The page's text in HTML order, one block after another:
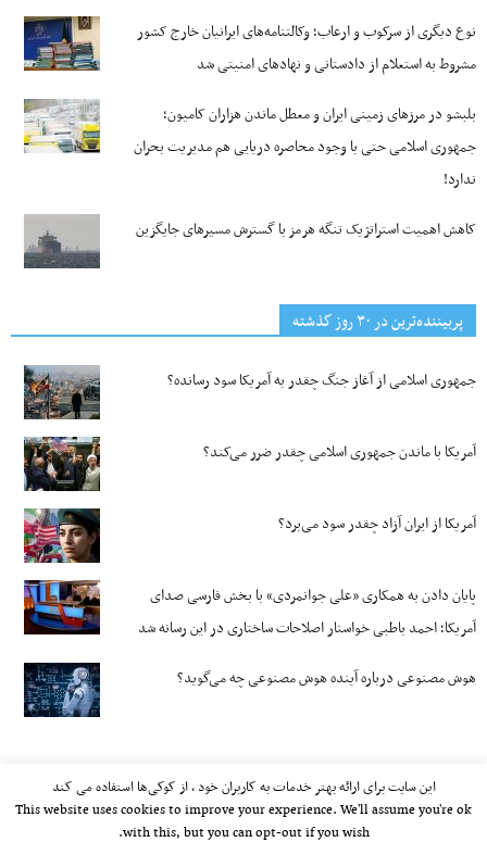
نوع دیگری از سرکوب و ارعاب؛ وکالتنامه‌های ایرانیان خارج کشور
مشروط به استعلام از دادستانی و نهادهای امنیتی شد
بلبشو در مرزهای زمینی ایران و معطل ماندن هزاران کامیون؛
جمهوری اسلامی حتی با وجود محاصره دریایی هم مدیریت بحران
ندارد!
کاهش اهمیت استراتژیک تنگه‌ هرمز با گسترش مسیرهای جایگزین
پربیننده‌ترین‌ در ۳۰ روز گذشته
جمهوری اسلامی از آغاز جنگ چقدر به آمریکا سود رسانده؟
آمریکا با ماندن جمهوری اسلامی چقدر ضرر می‌کند؟
آمریکا از ایران آزاد چقدر سود می‌برد؟
پایان دادن به همکاری «علی جوانمردی» با بخش فارسی صدای
آمریکا؛ احمد باطبی خواستار اصلاحات ساختاری در این رسانه شد
هوش مصنوعی درباره آینده هوش مصنوعی چه می‌گوید؟
این سایت برای ارائه بهتر خدمات به کاربران خود ، از کوکی‌ها استفاده می کند
This website uses cookies to improve your experience. We'll assume you're ok
with this, but you can opt-out if you wish.